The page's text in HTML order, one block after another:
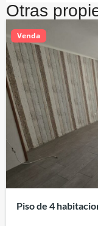
Otras
Venda
Piso de 4